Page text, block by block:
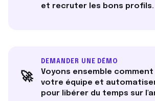
et recruter les bons profils.
🚀
DEMANDER UNE DÉMO
Voyons ensemble
votre équipe et
pour libérer du temps sur